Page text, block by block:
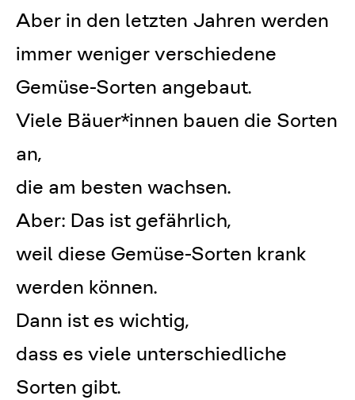
Aber in den letzten Jahren werden
immer weniger verschiedene
Gemüse-Sorten angebaut.
Viele Bäuer*innen bauen die Sorten
an,
die am besten wachsen.
Aber: Das ist gefährlich,
weil diese Gemüse-Sorten krank
werden können.
Dann ist es wichtig,
dass es viele unterschiedliche
Sorten gibt.